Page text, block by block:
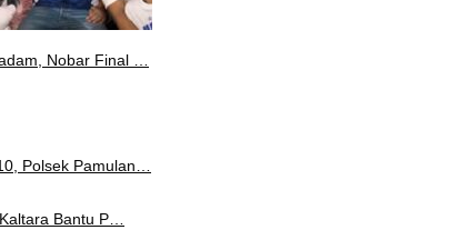
Nobar Final …
Polsek Pamulan…
Bantu P…